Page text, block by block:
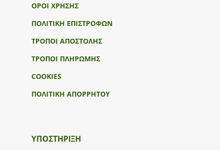
ΟΡΟΙ ΧΡΗΣΗΣ
ΠΟΛΙΤΙΚΗ ΕΠΙΣΤΡΟΦΩΝ
ΤΡΟΠΟΙ ΑΠΟΣΤΟΛΗΣ
ΤΡΟΠΟΙ ΠΛΗΡΩΜΗΣ
COOKIES
ΠΟΛΙΤΙΚΗ ΑΠΟΡΡΗΤΟΥ
ΥΠΟΣΤΉΡΙΞΗ